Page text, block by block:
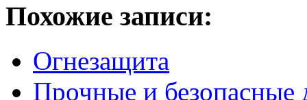
Похожие записи:
Огнезащита
Прочные и безопасные